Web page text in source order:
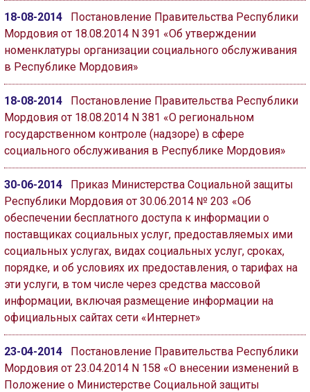
18-08-2014
Постановление Правительства Республики
Мордовия от 18.08.2014 N 391 «Об утверждении
номенклатуры организации социального обслуживания
в Республике Мордовия»
18-08-2014
Постановление Правительства Республики
Мордовия от 18.08.2014 N 381 «О региональном
государственном контроле (надзоре) в сфере
социального обслуживания в Республике Мордовия»
30-06-2014
Приказ Министерства Социальной защиты
Республики Мордовия от 30.06.2014 № 203 «Об
обеспечении бесплатного доступа к информации о
поставщиках социальных услуг, предоставляемых ими
социальных услугах, видах социальных услуг, сроках,
порядке, и об условиях их предоставления, о тарифах на
эти услуги, в том числе через средства массовой
информации, включая размещение информации на
официальных сайтах сети «Интернет»
23-04-2014
Постановление Правительства Республики
Мордовия от 23.04.2014 N 158 «О внесении изменений в
Положение о Министерстве Социальной защиты